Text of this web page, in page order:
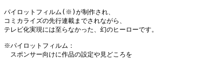
パイロットフィルム(※)が制作され、
コミカライズの先行連載までされながら、
テレビ化実現には至らなかった、幻のヒーローです。
※パイロットフィルム：
スポンサー向けに作品の設定や見どころを